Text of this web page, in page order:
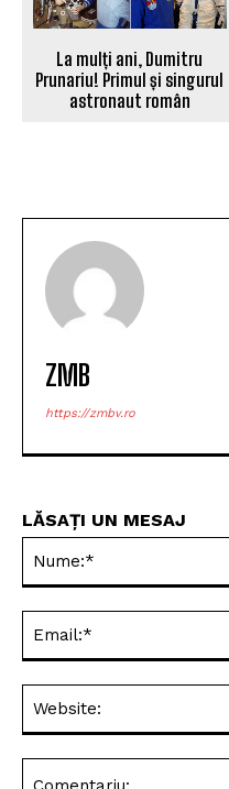
La mulți ani, Dumitru
Prunariu! Primul și singurul
astronaut român
ZMB
https://zmbv.ro
LĂSAȚI UN MESAJ